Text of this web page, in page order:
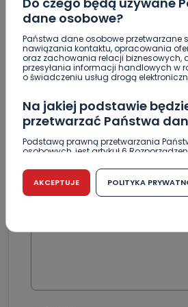
dane osobowe?
Państwa dane osobowe przetwarzane
nawiązania kontaktu, opracowania
oraz zachowania relacji biznesowych,
przesyłania informacji handlowych w
o świadczeniu usług drogą
Na jakiej podstawie
przetwarzać Państwa
Podstawą prawną przetwarzania
osobowych, jest artykuł 6
r. w sprawie ochrony osób fizycznych w
przetwarzaniem danych osobowych w
swobodnego przepływu takich danych
dyrektywy 95/46/WE (RODO).
Czy jest możliwość
negatywnymi konsekwencjami.
AKCEPTUJE POLITYKA
Skomentuj ten wpis
DOŁĄCZ DO DYSKUSJI
DODAJ SWÓJ KOMENTARZ
Wiadomość